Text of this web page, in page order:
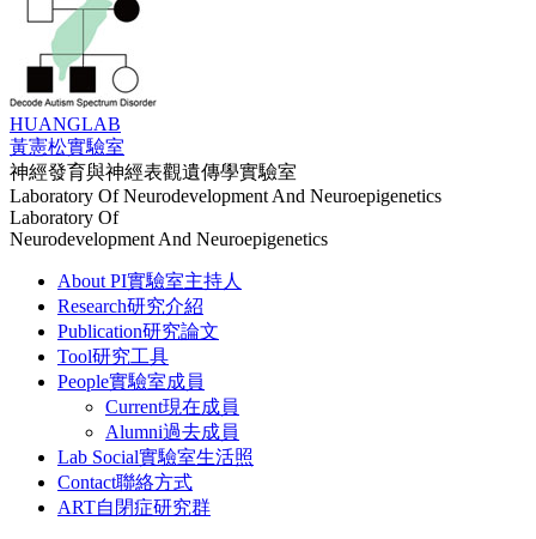
HUANGLAB
黃憲松實驗室
神經發育與神經表觀遺傳學實驗室
Laboratory Of Neurodevelopment And Neuroepigenetics
Laboratory Of
Neurodevelopment And Neuroepigenetics
About PI實驗室主持人
Research研究介紹
Publication研究論文
Tool研究工具
People實驗室成員
Current現在成員
Alumni過去成員
Lab Social實驗室生活照
Contact聯絡方式
ART自閉症研究群